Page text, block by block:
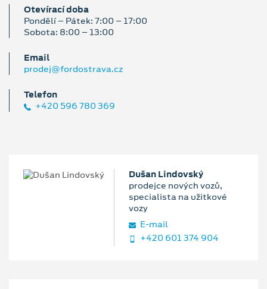
Otevírací doba
Pondělí – Pátek: 7:00 – 17:00
Sobota: 8:00 – 13:00
Email
prodej@fordostrava.cz
Telefon
+420 596 780 369
Dušan Lindovský
prodejce nových vozů,
specialista na užitkové
vozy
E‑mail
+420 601 374 904